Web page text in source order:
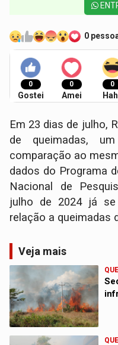
0
0
Gostei
0
Amei
0
Em 23 dias de julho,
de queimadas,
comparação ao
dados do Programa
Nacional de
julho de 2024 já
relação a queimadas
Veja mais